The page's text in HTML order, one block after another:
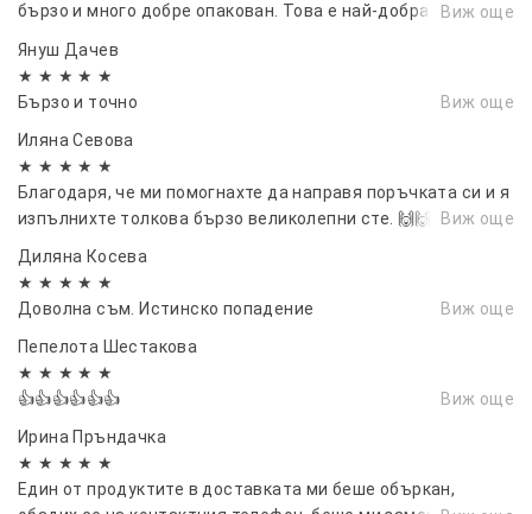
бързо и много добре опакован. Това е най-добрата
препоръчвам.
Виж още
Януш Дачев
★ ★ ★ ★ ★
Бързо и точно
Виж още
Иляна Севова
★ ★ ★ ★ ★
Благодаря, че ми помогнахте да направя поръчката си и я
изпълнихте толкова бързо великолепни сте. 🙌🙌🙌🙌Виж още
Диляна Косева
★ ★ ★ ★ ★
Доволна съм. Истинско попадение
Виж още
Пепелота Шестакова
★ ★ ★ ★ ★
👍👍👍👍👍👍
Виж още
Иринa Пръндачка
★ ★ ★ ★ ★
Един от продуктите в доставката ми беше объркан,